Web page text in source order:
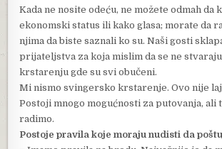
Kada ne nosite odeću, ne možete odmah da
ekonomski status ili kako glasa; morate da
njima da biste saznali ko su. Naši gosti
prijateljstva za koja mislim da se ne
krstarenju gde su svi obučeni.
Mi nismo svingersko krstarenje. Ovo nije
Postoji mnogo mogućnosti za putovanja, ali
radimo.
Postoje pravila koje moraju nudisti da